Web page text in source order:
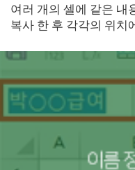
여러 개의 셀에 같은 내
복사 한 후 각각의 위치
습니다...